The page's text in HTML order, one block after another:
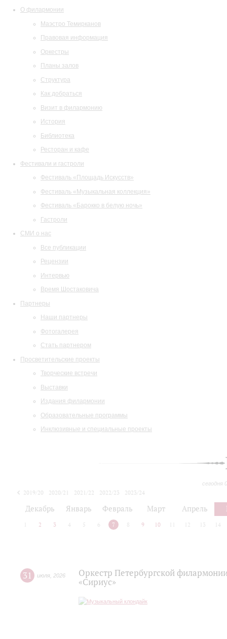
О филармонии
Маэстро Темирканов
Правовая информация
Оркестры
Планы залов
Структура
Как добраться
Визит в филармонию
История
Библиотека
Ресторан и кафе
Фестивали и гастроли
Фестиваль «Площадь Искусств»
Фестиваль «Музыкальная коллекция»
Фестиваль «Барокко в белую ночь»
Гастроли
СМИ о нас
Все публикации
Рецензии
Интервью
Время Шостаковича
Партнеры
Наши партнеры
Фотогалерея
Стать партнером
Просветительские проекты
Творческие встречи
Выставки
Издания филармонии
Образовательные программы
Инклюзивные и специальные проекты
сегодня
2019/20 2020/21 2021/22 2022/23
2023/24
Декабрь Январь Февраль Март Апрель
2 3 4 5 6 7 8 9 10 12 13 14
31 июля 2026
Оркестр Петербургской
«Сириус»